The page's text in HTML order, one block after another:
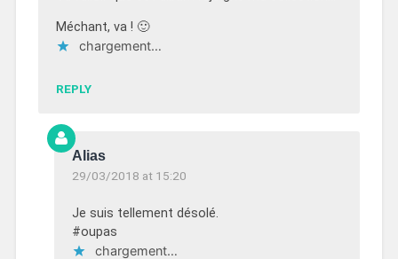
Méchant, va ! 🙂
chargement…
REPLY
Alias
29/03/2018 at 15:20
Je suis tellement désolé.
#oupas
chargement…